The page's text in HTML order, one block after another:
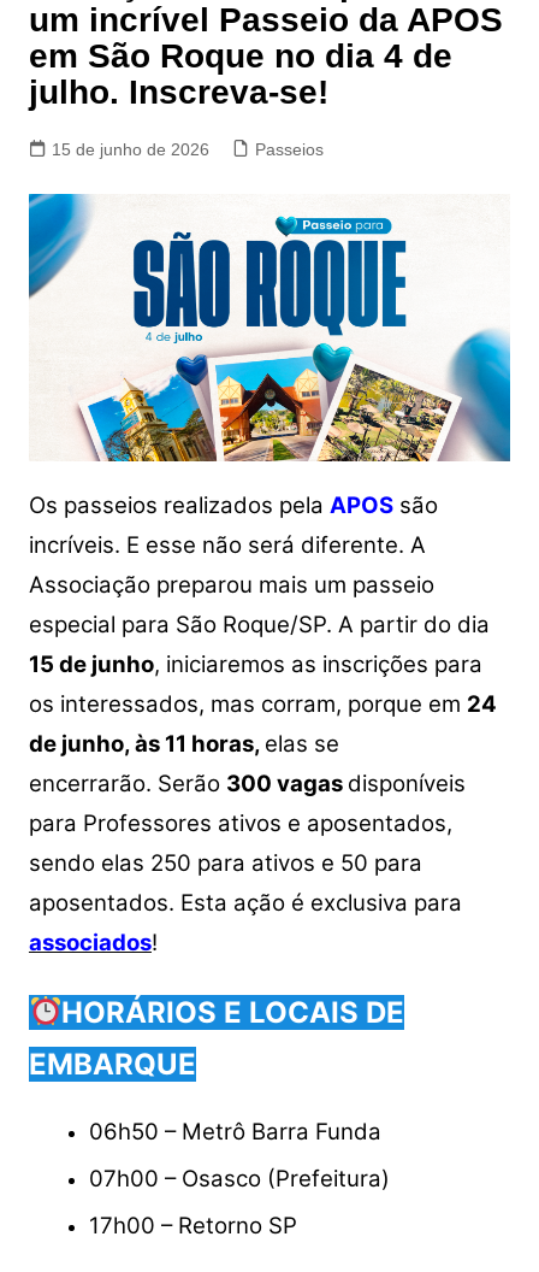
um incrível Passeio da APOS
em São Roque no dia 4 de
julho. Inscreva-se!
15 de junho de 2026 Passeios
Os passeios realizados pela APOSsão
incríveis. E esse não será diferente. A
Associação preparou mais um passeio
especial para São Roque/SP. A partir do dia
15 de junho, iniciaremos as inscrições para
os interessados, mas corram, porque em 24
de junho, às 11 horas, elas se
encerrarão. Serão 300 vagas disponíveis
para Professores ativos e aposentados,
sendo elas 250 para ativos e 50 para
aposentados. Esta ação é exclusiva para
associados!
HORÁRIOS E LOCAIS DE
EMBARQUE
06h50 – Metrô Barra Funda
07h00 – Osasco (Prefeitura)
17h00 – Retorno SP